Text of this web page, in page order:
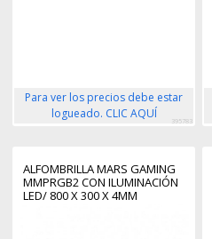
Para ver los precios debe estar
logueado. CLIC AQUÍ
395783
ALFOMBRILLA MARS GAMING
MMPRGB2 CON ILUMINACIÓN
LED/ 800 X 300 X 4MM